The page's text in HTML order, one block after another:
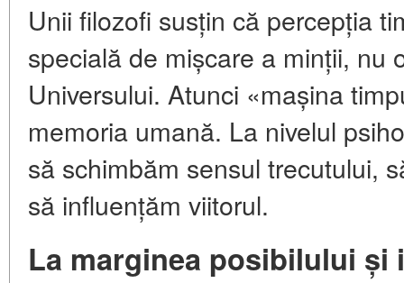
Unii filozofi susțin că percepția
specială de mișcare a minții, nu
Universului. Atunci «mașina
memoria umană. La nivelul
să schimbăm sensul trecutului,
să influențăm viitorul.
La marginea posibilului